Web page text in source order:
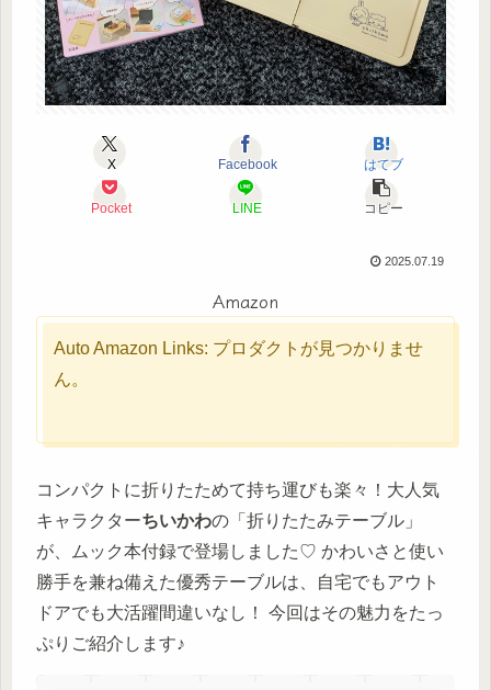
X Facebook はてブ
Pocket LINE コピー
2025.07.19
Amazon
Auto Amazon Links: プロダクトが見つかりませ
ん。
コンパクトに折りたためて持ち運びも楽々！大人気
キャラクターちいかわの「折りたたみテーブル」
が、ムック本付録で登場しました♡ かわいさと使い
勝手を兼ね備えた優秀テーブルは、自宅でもアウト
ドアでも大活躍間違いなし！ 今回はその魅力をたっ
ぷりご紹介します♪